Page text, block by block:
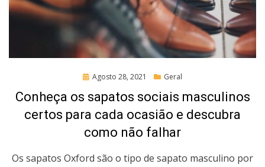
Posted
Agosto 28, 2021 Geral
Conheça os sapatos sociais masculinos
certos para cada ocasião e descubra
como não falhar
Os sapatos Oxford são o tipo de sapato masculino por